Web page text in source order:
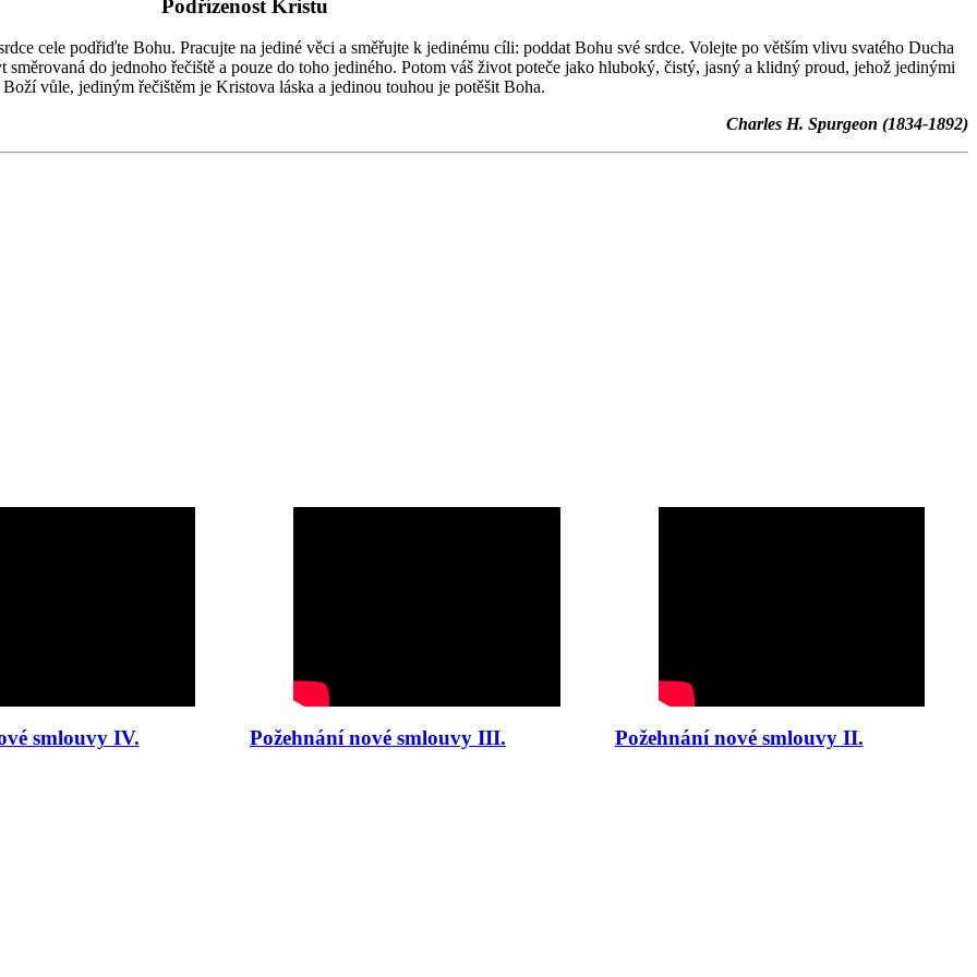
Podřízenost Kristu
cele podřiďte Bohu. Pracujte na jediné věci a směřujte k jedinému cíli: poddat Bohu své srdce. Volejte po větším vlivu svatého Ducha
směrovaná do jednoho řečiště a pouze do toho jediného. Potom váš život poteče jako hluboký, čistý, jasný a klidný proud, jehož jedinými
vůle, jediným řečištěm je Kristova láska a jedinou touhou je potěšit Boha.
Charles H. Spurgeon (1834-1892)
smlouvy IV. Požehnání nové smlouvy III. Požehnání nové smlouvy II.